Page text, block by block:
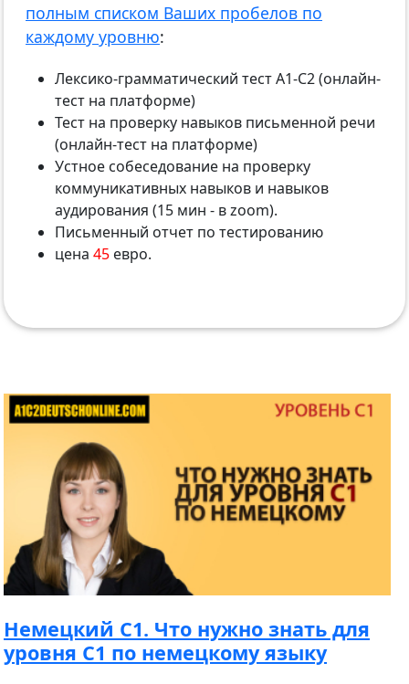
полным списком Ваших пробелов по
каждому уровню:
Лексико-грамматический тест А1-С2 (онлайн-
тест на платформе)
Тест на проверку навыков письменной речи
(онлайн-тест на платформе)
Устное собеседование на проверку
коммуникативных навыков и навыков
аудирования (15 мин - в zoom).
Письменный отчет по тестированию
цена 45 евро.
Немецкий С1. Что нужно знать для
уровня C1 по немецкому языку